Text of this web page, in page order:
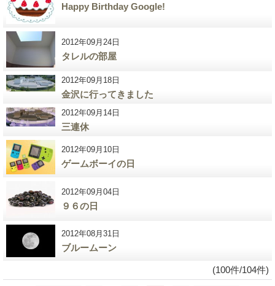
Happy Birthday Google!
2012年09月24日
タレルの部屋
2012年09月18日
金沢に行ってきました
2012年09月14日
三連休
2012年09月10日
ゲームボーイの日
2012年09月04日
９６の日
2012年08月31日
ブルームーン
(100件/104件)